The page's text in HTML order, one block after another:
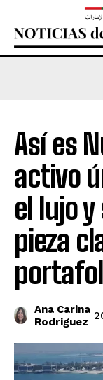
Así es
activo
el lujo
pieza
Ana Carina
Rodriguez